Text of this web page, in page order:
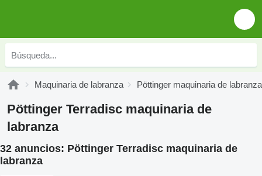
Maquinaria de labranza Pöttinger maquinaria de labranza
Pöttinger Terradisc maquinaria de
labranza
32 anuncios: Pöttinger Terradisc maquinaria de
labranza